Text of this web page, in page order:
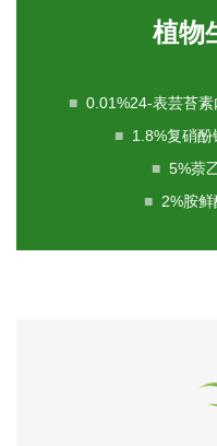
植物
■ 0.01%24-表芸苔
■ 1.8%复硝
■ 5%萘
■ 2%胺